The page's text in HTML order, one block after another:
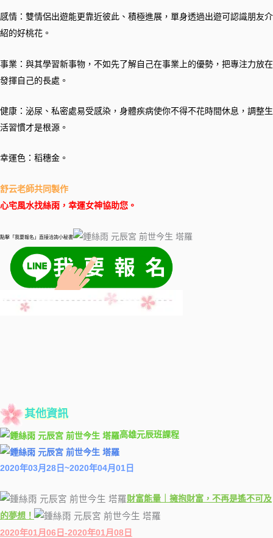
感情：雙情侶出遊能更靠近彼此、積極進展，單身透過出遊可認識朋友介
紹的好桃花。
事業：與其學習新事物，不如先了解自己在事業上的優勢，把專注力放在
發揮自己的長處。
健康：泌尿、私密處易受感染，身體疾病使你不得不花時間休息，調整生
活習慣才是根源。
幸運色：稻穗金。
舒云老師共同製作
心宅風水找絲雨，幸運女神協助您。
點擊「我要報名」直接洽詢小秘書
其他資訊
高雄元辰班課程
2020年03月28日~2020年04月01日
財富能量｜擁抱財富，不再是遙不可及
的夢想！
2020年01月06日-2020年01月08日